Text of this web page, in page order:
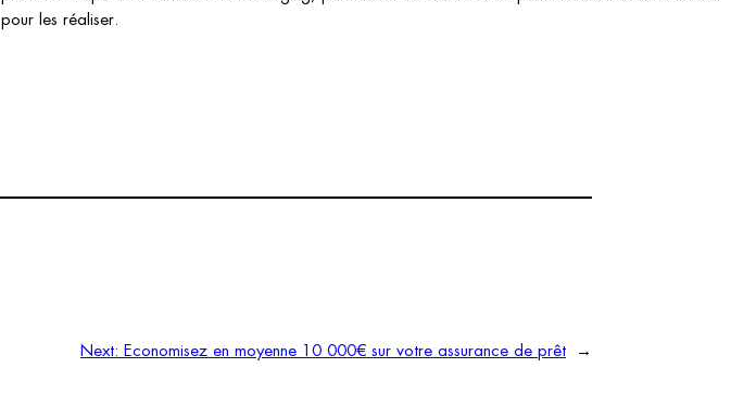
pour les réaliser.
Next: Economisez en moyenne 10 000€ sur votre assurance de prêt →